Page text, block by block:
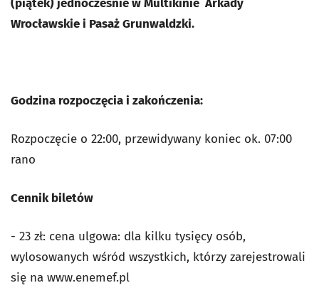
(piątek) jednocześnie w Multikinie Arkady
Wrocławskie i Pasaż Grunwaldzki.
Godzina rozpoczęcia i zakończenia:
Rozpoczęcie o 22:00, przewidywany koniec ok. 07:00
rano
Cennik biletów
- 23 zł: cena ulgowa: dla kilku tysięcy osób,
wylosowanych wśród wszystkich, którzy zarejestrowali
się na www.enemef.pl